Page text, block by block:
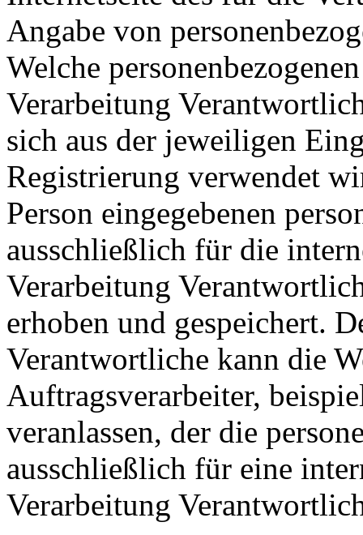
Angabe von
Welche
Verarbeitung
sich aus der jeweiligen
Registrierung verwendet
Person eingegebenen
ausschließlich für die
Verarbeitung
erhoben und gespeichert.
Verantwortliche kann die
Auftragsverarbeiter,
veranlassen, der die
ausschließlich für eine
Verarbeitung